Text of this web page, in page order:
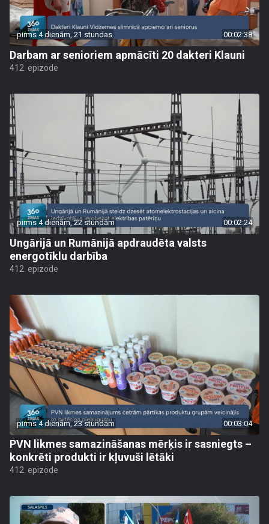
pirms 4 dienām, 21 stundas 00:02:38
Darbam ar senioriem apmācīti 20 dakteri Klauni
412. epizode
pirms 4 dienām, 22 stundām 00:02:24
Ungārijā un Rumānijā apdraudēta valsts
energotīklu darbība
412. epizode
pirms 4 dienām, 23 stundām 00:03:04
PVN likmes samazināšanas mērķis ir sasniegts –
konkrēti produkti ir kļuvuši lētāki
412. epizode